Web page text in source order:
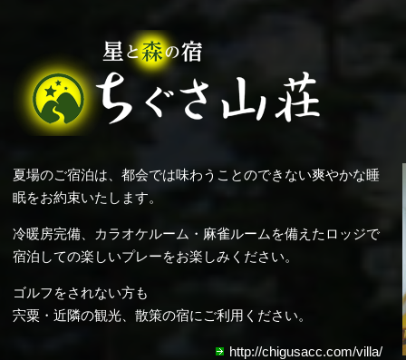
夏場のご宿泊は、都会では味わうことのできない爽やかな睡
眠をお約束いたします。
冷暖房完備、カラオケルーム・麻雀ルームを備えたロッジで
宿泊しての楽しいプレーをお楽しみください。
ゴルフをされない方も
宍粟・近隣の観光、散策の宿にご利用ください。
http://chigusacc.com/villa/